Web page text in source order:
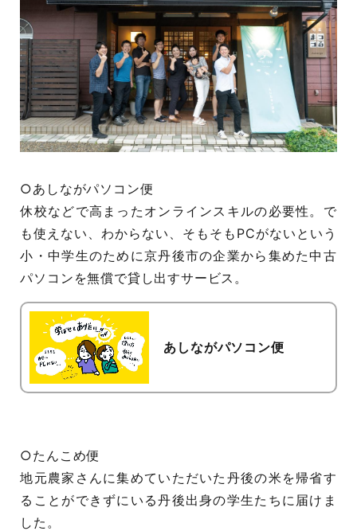
○あしながパソコン便
休校などで高まったオンラインスキルの必要性。で
も使えない、わからない、そもそもPCがないという
小・中学生のために京丹後市の企業から集めた中古
パソコンを無償で貸し出すサービス。
あしながパソコン便
○たんこめ便
地元農家さんに集めていただいた丹後の米を帰省す
ることができずにいる丹後出身の学生たちに届けま
した。